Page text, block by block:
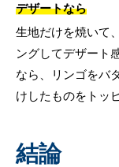
デザートなら
生地だけを焼いて
ングしてデザート
なら、リンゴをバ
けしたものをトッ
結論